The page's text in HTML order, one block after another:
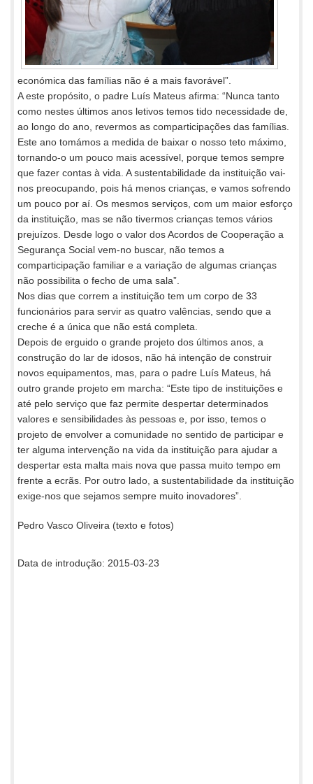
económica das famílias não é a mais favorável”.
A este propósito, o padre Luís Mateus afirma: “Nunca tanto
como nestes últimos anos letivos temos tido necessidade de,
ao longo do ano, revermos as comparticipações das famílias.
Este ano tomámos a medida de baixar o nosso teto máximo,
tornando-o um pouco mais acessível, porque temos sempre
que fazer contas à vida. A sustentabilidade da instituição vai-
nos preocupando, pois há menos crianças, e vamos sofrendo
um pouco por aí. Os mesmos serviços, com um maior esforço
da instituição, mas se não tivermos crianças temos vários
prejuízos. Desde logo o valor dos Acordos de Cooperação a
Segurança Social vem-no buscar, não temos a
comparticipação familiar e a variação de algumas crianças
não possibilita o fecho de uma sala”.
Nos dias que correm a instituição tem um corpo de 33
funcionários para servir as quatro valências, sendo que a
creche é a única que não está completa.
Depois de erguido o grande projeto dos últimos anos, a
construção do lar de idosos, não há intenção de construir
novos equipamentos, mas, para o padre Luís Mateus, há
outro grande projeto em marcha: “Este tipo de instituições e
até pelo serviço que faz permite despertar determinados
valores e sensibilidades às pessoas e, por isso, temos o
projeto de envolver a comunidade no sentido de participar e
ter alguma intervenção na vida da instituição para ajudar a
despertar esta malta mais nova que passa muito tempo em
frente a ecrãs. Por outro lado, a sustentabilidade da instituição
exige-nos que sejamos sempre muito inovadores”.
Pedro Vasco Oliveira (texto e fotos)
Data de introdução: 2015-03-23